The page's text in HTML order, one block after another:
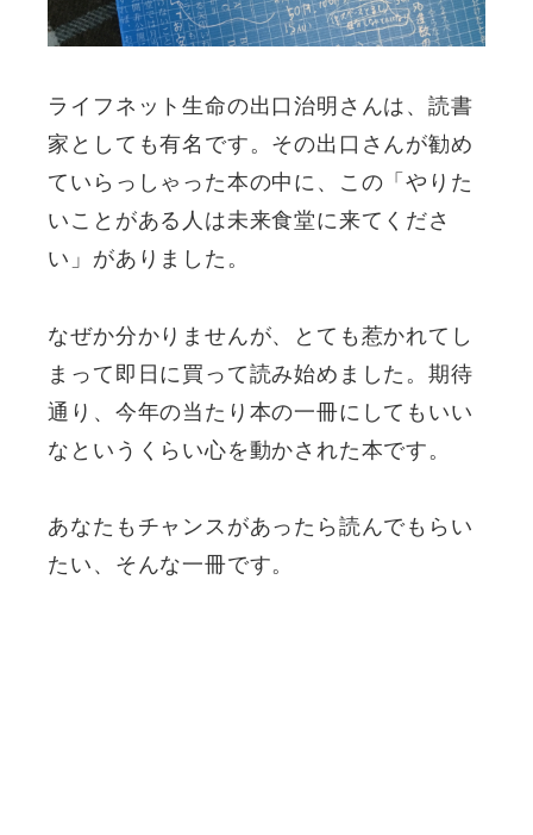
ライフネット生命の出口治明さんは、読書
家としても有名です。その出口さんが勧め
ていらっしゃった本の中に、この「やりた
いことがある人は未来食堂に来てくださ
い」がありました。
なぜか分かりませんが、とても惹かれてし
まって即日に買って読み始めました。期待
通り、今年の当たり本の一冊にしてもいい
なというくらい心を動かされた本です。
あなたもチャンスがあったら読んでもらい
たい、そんな一冊です。